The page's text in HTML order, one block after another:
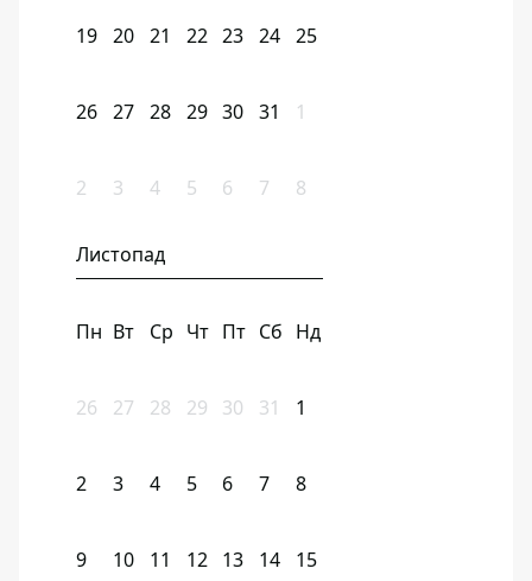
19 20 21 22 23 24 25
26 27 28 29 30 31 1
2 3 4 5 6 7 8
Листопад
Пн Вт Ср Чт Пт Сб Нд
26 27 28 29 30 31 1
2 3 4 5 6 7 8
9 10 11 12 13 14 15